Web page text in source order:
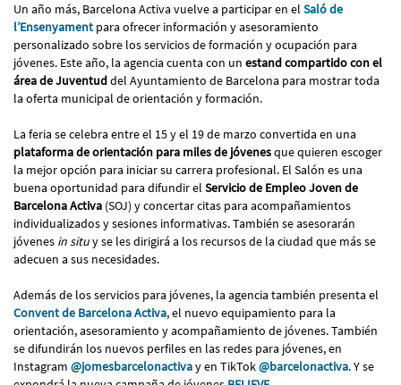
Un año más, Barcelona Activa vuelve a participar en el Saló de
l’Ensenyament para ofrecer información y asesoramiento
personalizado sobre los servicios de formación y ocupación para
jóvenes. Este año, la agencia cuenta con un estand compartido con el
área de Juventuddel Ayuntamiento de Barcelona para mostrar toda
la oferta municipal de orientación y formación.
La feria se celebra entre el 15 y el 19 de marzo convertida en una
plataforma de orientación para miles de jóvenesque quieren escoger
la mejor opción para iniciar su carrera profesional. El Salón es una
buena oportunidad para difundir el Servicio de Empleo Joven de
Barcelona Activa (SOJ) y concertar citas para acompañamientos
individualizados y sesiones informativas. También se asesorarán
jóvenes in situy se les dirigirá a los recursos de la ciudad que más se
adecuen a sus necesidades.
Además de los servicios para jóvenes, la agencia también presenta el
Convent de Barcelona Activa, el nuevo equipamiento para la
orientación, asesoramiento y acompañamiento de jóvenes. También
se difundirán los nuevos perfiles en las redes para jóvenes, en
Instagram @jomesbarcelonactivay en TikTok@barcelonactiva. Y se